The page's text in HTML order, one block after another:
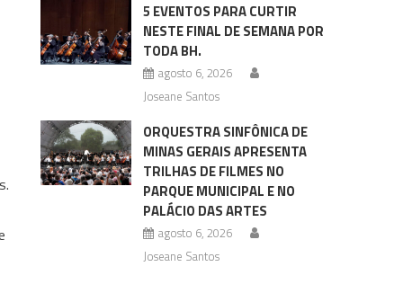
5 EVENTOS PARA CURTIR
NESTE FINAL DE SEMANA POR
TODA BH.
agosto 6, 2026
Joseane Santos
ORQUESTRA SINFÔNICA DE
MINAS GERAIS APRESENTA
TRILHAS DE FILMES NO
PARQUE MUNICIPAL E NO
PALÁCIO DAS ARTES
agosto 6, 2026
Joseane Santos